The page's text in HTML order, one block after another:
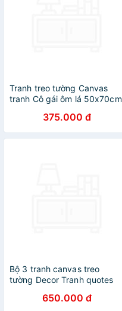
Tranh treo tường Canvas
tranh Cô gái ôm lá 50x70cm
375.000 đ
Bộ 3 tranh canvas treo
tường Decor Tranh quotes
650.000 đ